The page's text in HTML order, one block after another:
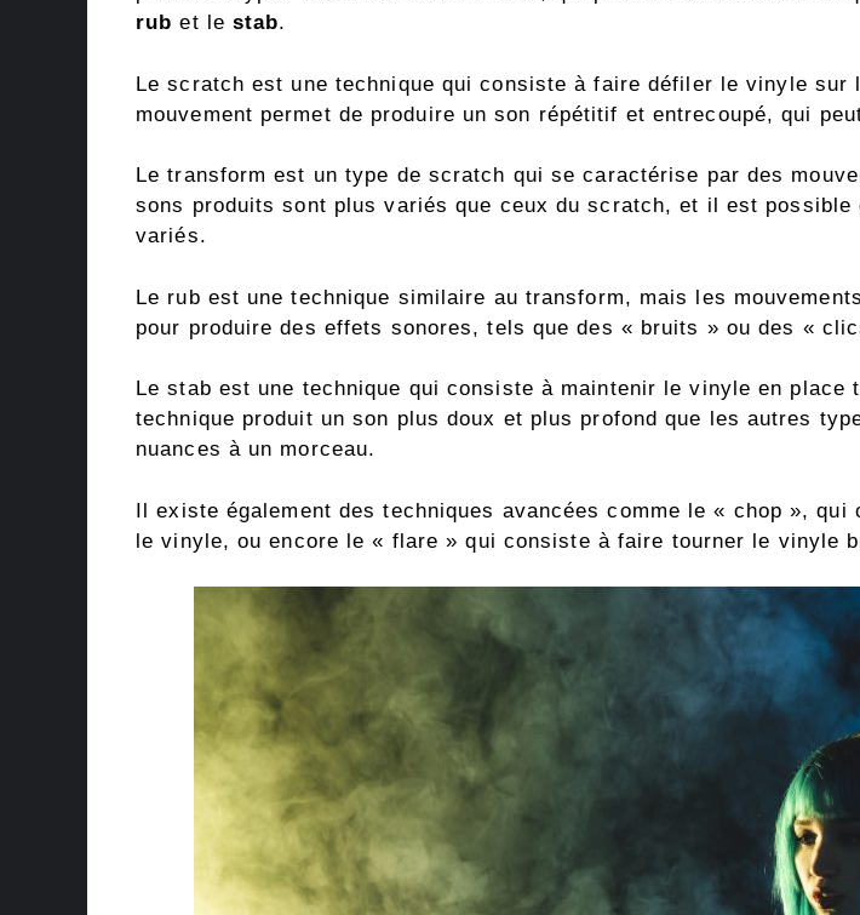
rub et lestab.
Le scratch est une technique qui consiste à faire défiler le vinyle sur
mouvement permet de produire un son répétitif et entrecoupé, qui
Le transform est un type de scratch qui se caractérise par des
sons produits sont plus variés que ceux du scratch, et il est
variés.
Le rub est une technique similaire au transform, mais les
pour produire des effets sonores, tels que des « bruits » ou des «
Le stab est une technique qui consiste à maintenir le vinyle en
technique produit un son plus doux et plus profond que les autres
nuances à un morceau.
Il existe également des techniques avancées comme le « chop »,
le vinyle, ou encore le « flare » qui consiste à faire tourner le vinyle